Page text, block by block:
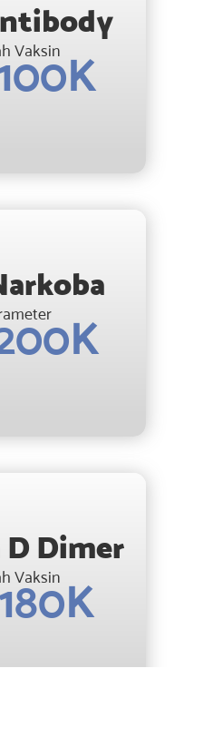
Vaksin
D Dimer
Vaksin